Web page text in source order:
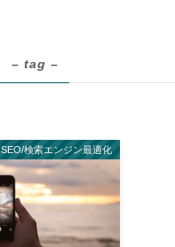
– tag –
SEO/検索エンジン最適化